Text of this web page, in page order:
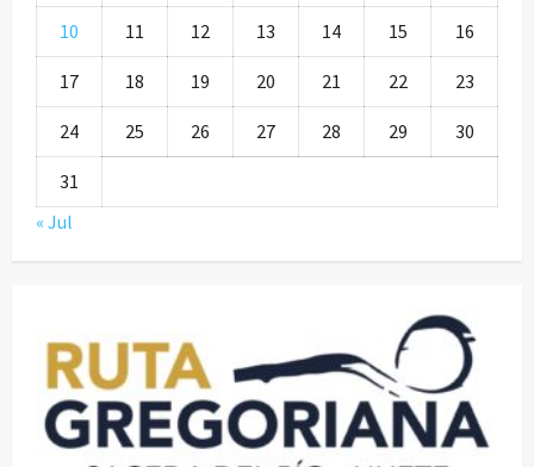
10 11 12 13 14 15 16
17 18 19 20 21 22 23
24 25 26 27 28 29 30
31
« Jul